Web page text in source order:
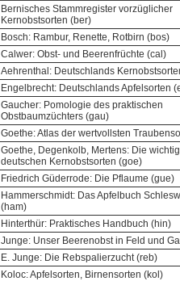
Bernisches Stammregister vorzüglicher
Kernobstsorten (ber)
Bosch: Rambur, Renette, Rotbirn (bos)
Calwer: Obst- und Beerenfrüchte (cal)
Aehrenthal: Deutschlands
Engelbrecht: Deutschlands Apfelsorten
Gaucher: Pomologie des praktischen
Obstbaumzüchters (gau)
Goethe: Atlas der wertvollsten
Goethe, Degenkolb, Mertens: Die
deutschen Kernobstsorten (goe)
Friedrich Güderrode: Die Pflaume (gue)
Hammerschmidt: Das Apfelbuch
(ham)
Hinterthür: Praktisches Handbuch (hin)
Junge: Unser Beerenobst in Feld und
E. Junge: Die Rebspalierzucht (reb)
Koloc: Apfelsorten, Birnensorten (kol)